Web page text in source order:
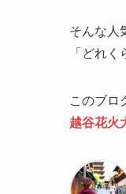
そんな人
「どれ
このブロ
越谷花火